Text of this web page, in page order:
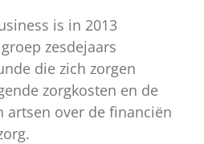
is in 2013
zesdejaars
die zich zorgen
zorgkosten en de
artsen over de financiën